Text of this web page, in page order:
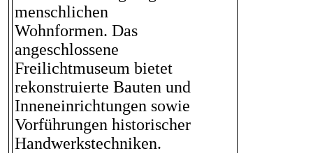
menschlichen
Wohnformen. Das
angeschlossene
Freilichtmuseum bietet
rekonstruierte Bauten und
Inneneinrichtungen sowie
Vorführungen historischer
Handwerkstechniken.